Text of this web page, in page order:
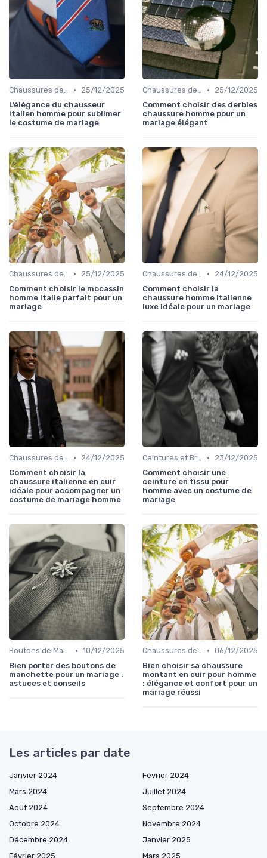
Chaussures de Mariage •
25/12/2025
L’élégance du chausseur
italien homme pour sublimer
le costume de mariage
Chaussures de Mariage •
25/12/2025
Comment choisir des derbies
chaussure homme pour un
mariage élégant
Chaussures de Mariage •
25/12/2025
Comment choisir le mocassin
homme Italie parfait pour un
mariage
Chaussures de Mariage •
24/12/2025
Comment choisir la
chaussure homme italienne
luxe idéale pour un mariage
Chaussures de Mariage •
24/12/2025
Comment choisir la
chaussure italienne en cuir
idéale pour accompagner un
costume de mariage homme
Ceintures et Bretelles •
23/12/2025
Comment choisir une
ceinture en tissu pour
homme avec un costume de
mariage
Boutons de Manchette • 10/12/2025
Bien porter des boutons de
manchette pour un mariage :
astuces et conseils
Chaussures de Mariage • 06/12/2025
Bien choisir sa chaussure
montant en cuir pour homme
: élégance et confort pour un
mariage réussi
Les articles par date
Janvier 2024
Février 2024
Mars 2024
Juillet 2024
Août 2024
Septembre 2024
Octobre 2024
Novembre 2024
Décembre 2024
Janvier 2025
Février 2025
Mars 2025